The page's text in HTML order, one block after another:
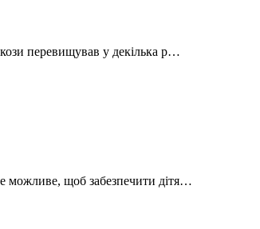
перевищував у декілька р…
можливе, щоб забезпечити дітя…